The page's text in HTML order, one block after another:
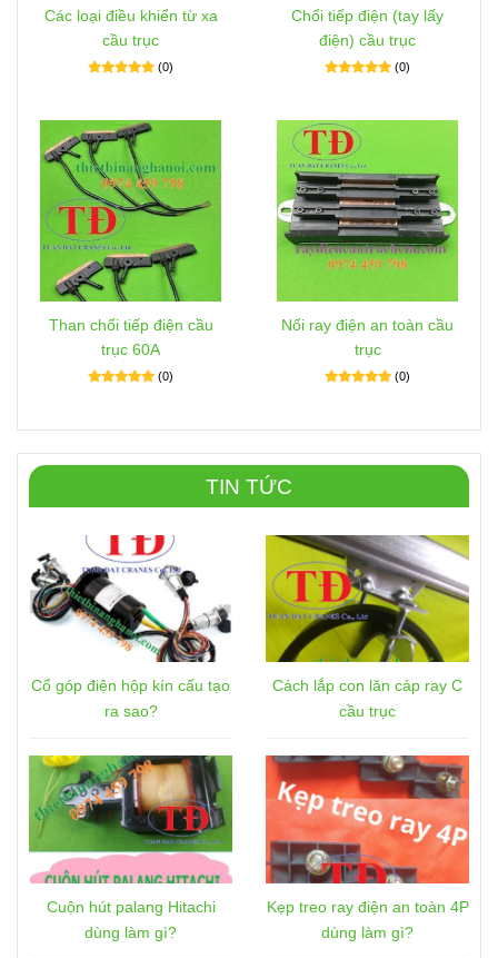
Các loại điều khiển từ xa
cầu trục
(0)
Chổi tiếp điện (tay lấy
điện) cầu trục
(0)
Than chổi tiếp điện cầu
trục 60A
(0)
Nối ray điện an toàn cầu
trục
(0)
TIN TỨC
Cổ góp điện hộp kín cấu tạo
ra sao?
Cách lắp con lăn cáp ray C
cầu trục
Cuộn hút palang Hitachi
dùng làm gì?
Kẹp treo ray điện an toàn 4P
dùng làm gì?